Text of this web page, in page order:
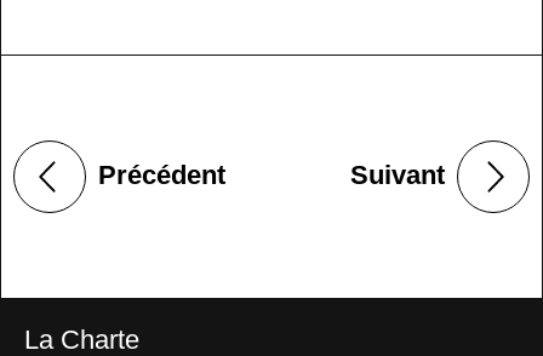
Précédent Suivant
La Charte